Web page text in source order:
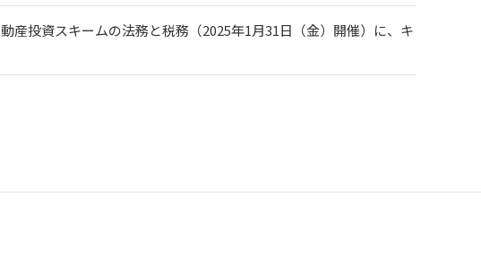
産投資スキームの法務と税務（2025年1月31日（金）開催）に、キ